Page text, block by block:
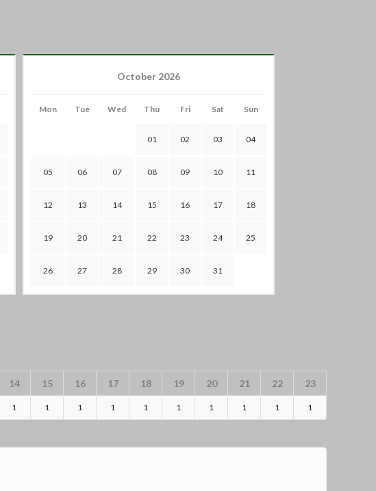
October 2026
Mon Tue Wed Thu Fri Sat Sun
01 02 03 04
05 06 07 08 09 10 11
12 13 14 15 16 17 18
19 20 21 22 23 24 25
26 27 28 29 30 31
14 15 16 17 18 19 20 21 22 23
1 1 1 1 1 1 1 1 1 1